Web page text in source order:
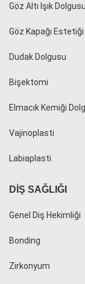
Göz Altı Işık Dolgusu
Göz Kapağı Estetiği
Dudak Dolgusu
Bişektomi
Elmacık Kemiği
Vajinoplasti
Labiaplasti
DIŞ SAĞLIĞI
Genel Diş Hekimliği
Bonding
Zirkonyum